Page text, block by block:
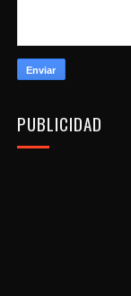
PUBLICIDAD